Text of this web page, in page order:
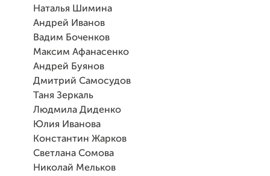
Наталья Шимина
Андрей Иванов
Вадим Боченков
Максим Афанасенко
Андрей Буянов
Дмитрий Самосудов
Таня Зеркаль
Людмила Диденко
Юлия Иванова
Константин Жарков
Светлана Сомова
Николай Мельков